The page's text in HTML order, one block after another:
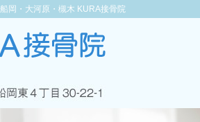
船岡・大河原・槻木 KURA接骨院